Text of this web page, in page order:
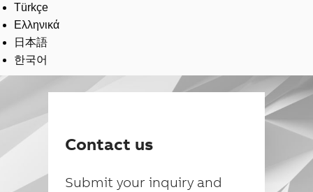
Türkçe
Ελληνικά
日本語
한국어
Contact us
Submit your inquiry and